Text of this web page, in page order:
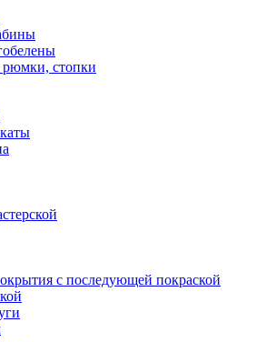
стопки
с последующей покраской